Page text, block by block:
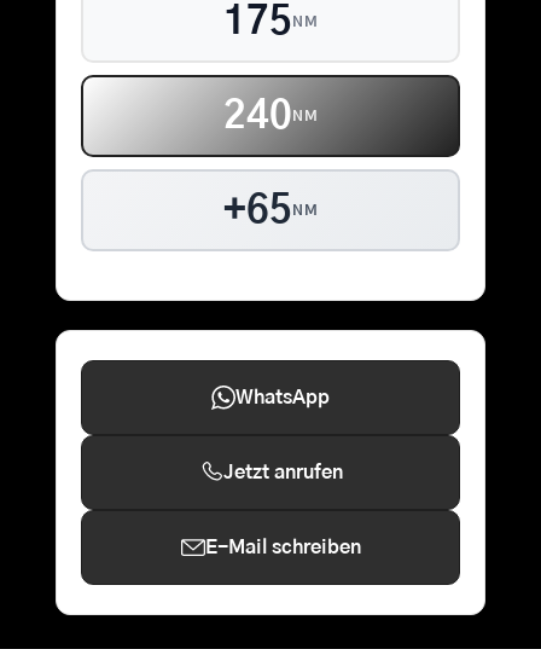
175 NM
240 NM
+65 NM
WhatsApp
Jetzt anrufen
E-Mail schreiben